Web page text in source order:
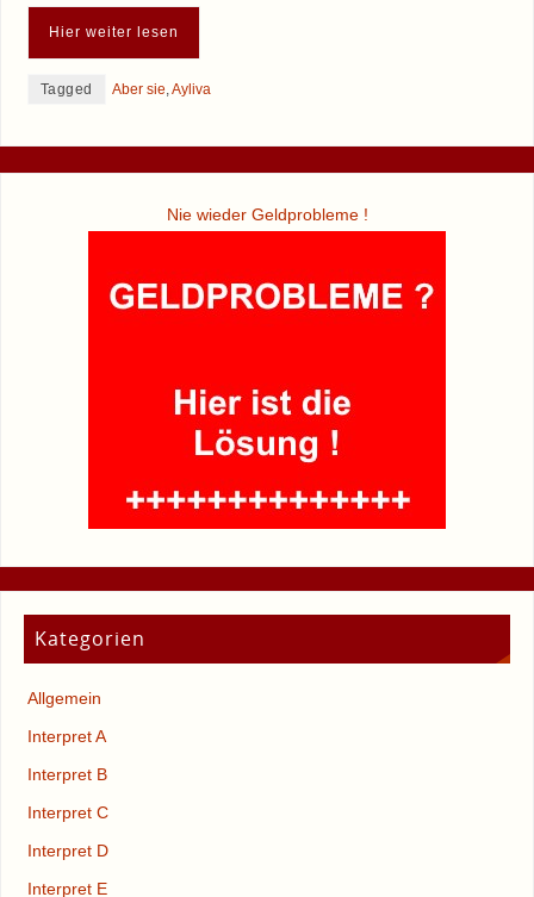
Hier weiter lesen
Tagged Aber sie Ayliva
Nie wieder Geldprobleme !
Kategorien
Allgemein
Interpret A
Interpret B
Interpret C
Interpret D
Interpret E